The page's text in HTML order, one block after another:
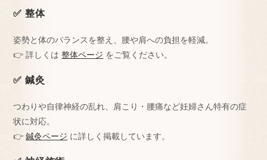
✅ 整体
姿勢と体のバランスを整え、腰や肩への負担を軽減。
👉 詳しくは整体ページ をご覧ください。
✅ 鍼灸
つわりや自律神経の乱れ、肩こり・腰痛など妊婦さん特有の症
状に対応。
👉鍼灸ページ に詳しく掲載しています。